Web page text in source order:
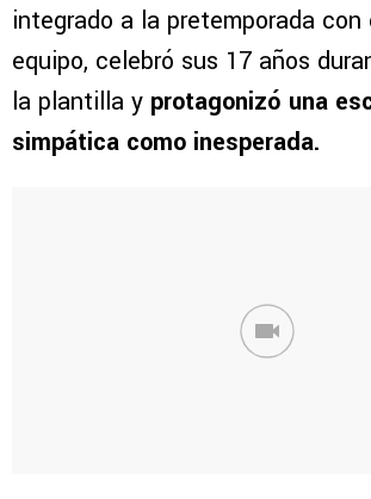
integrado a la pretemporada con
equipo, celebró sus 17 años
la plantilla y protagonizó una
simpática como inesperada.